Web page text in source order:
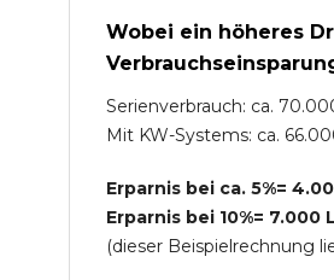
Wobei ein höheres
Serienverbrauch: ca.
Mit KW-Systems: ca.
Erparnis bei ca. 5%=
Erparnis bei 10%=
(dieser Beispielrechnung